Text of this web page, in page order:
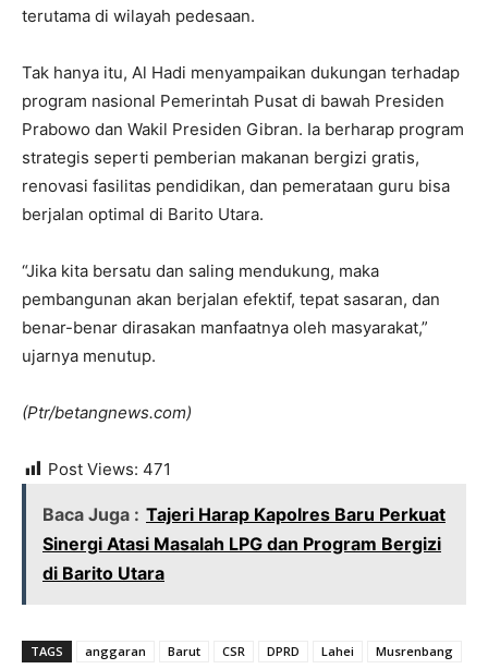
terutama di wilayah pedesaan.
Tak hanya itu, Al Hadi menyampaikan dukungan terhadap
program nasional Pemerintah Pusat di bawah Presiden
Prabowo dan Wakil Presiden Gibran. Ia berharap program
strategis seperti pemberian makanan bergizi gratis,
renovasi fasilitas pendidikan, dan pemerataan guru bisa
berjalan optimal di Barito Utara.
“Jika kita bersatu dan saling mendukung, maka
pembangunan akan berjalan efektif, tepat sasaran, dan
benar-benar dirasakan manfaatnya oleh masyarakat,”
ujarnya menutup.
(Ptr/betangnews.com)
Post Views: 471
Baca Juga : Tajeri Harap Kapolres Baru Perkuat
Sinergi Atasi Masalah LPG dan Program Bergizi
di Barito Utara
TAGS anggaran Barut CSR DPRD Lahei
Musrenbang